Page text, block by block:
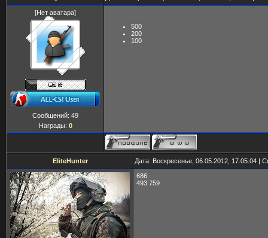
[Нет аватара]
Сообщений: 49
Награды: 0
500
200
100
EliteHunter Дата: Воскресенье, 06.05.2012, 17.05.04 |
686
493 759